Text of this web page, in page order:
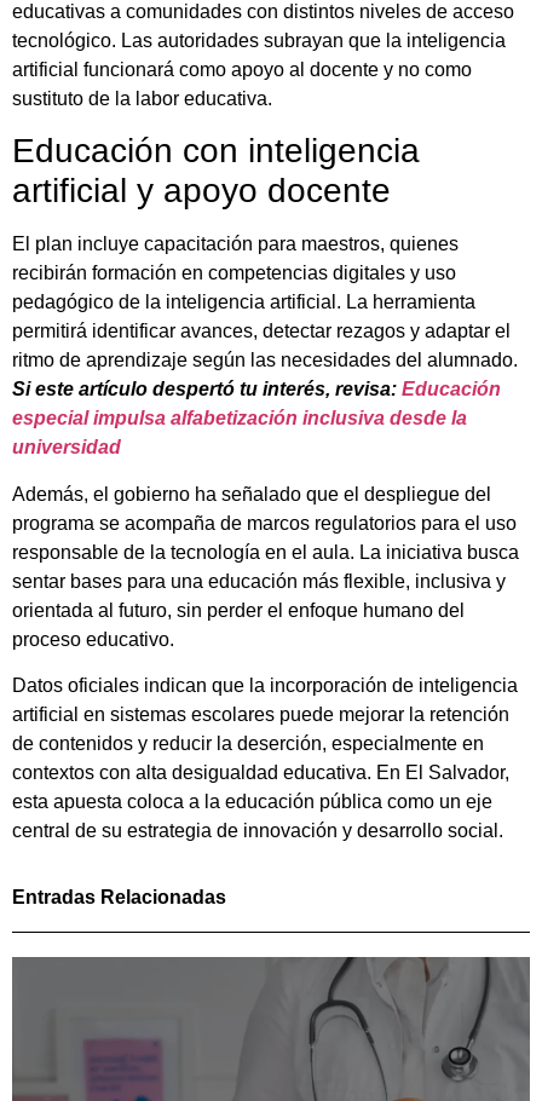
educativas a comunidades con distintos niveles de acceso
tecnológico. Las autoridades subrayan que la inteligencia
artificial funcionará como apoyo al docente y no como
sustituto de la labor educativa.
Educación con inteligencia
artificial y apoyo docente
El plan incluye capacitación para maestros, quienes
recibirán formación en competencias digitales y uso
pedagógico de la inteligencia artificial. La herramienta
permitirá identificar avances, detectar rezagos y adaptar el
ritmo de aprendizaje según las necesidades del alumnado.
Si este artículo despertó tu interés, revisa: Educación
especial impulsa alfabetización inclusiva desde la
universidad
Además, el gobierno ha señalado que el despliegue del
programa se acompaña de marcos regulatorios para el uso
responsable de la tecnología en el aula. La iniciativa busca
sentar bases para una educación más flexible, inclusiva y
orientada al futuro, sin perder el enfoque humano del
proceso educativo.
Datos oficiales indican que la incorporación de inteligencia
artificial en sistemas escolares puede mejorar la retención
de contenidos y reducir la deserción, especialmente en
contextos con alta desigualdad educativa. En El Salvador,
esta apuesta coloca a la educación pública como un eje
central de su estrategia de innovación y desarrollo social.
Entradas Relacionadas